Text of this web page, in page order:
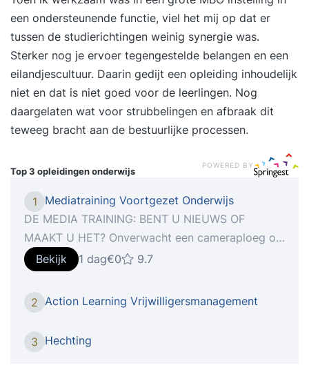
een ondersteunende functie, viel het mij op dat er
tussen de studierichtingen weinig synergie was.
Sterker nog je ervoer tegengestelde belangen en een
eilandjescultuur. Daarin gedijt een opleiding inhoudelijk
niet en dat is niet goed voor de leerlingen. Nog
daargelaten wat voor strubbelingen en afbraak dit
teweeg bracht aan de bestuurlijke processen.
Top 3 opleidingenonderwijs
POWERED BY
1
Mediatraining Voortgezet Onderwijs
DE MEDIA TRAINING: BENT U NIEUWS OF
MAAKT U HET? Onverwacht een cameraploeg op
het schoolplein? Geen commentaar? Als school
staat u tegenover sneller in de picture dan ooit,
zeker gezien de impact die (social) media
tegenwoordig hebben op de performance van
school dan ook maken of breken. Als bestuurder,
Bekijk 1 dag€0 9.7
2 Action Learning Vrijwilligersmanagement
3 Hechting